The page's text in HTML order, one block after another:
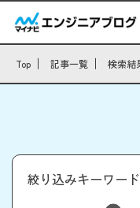
Top 記事一覧 検索結
絞り込みキーワード